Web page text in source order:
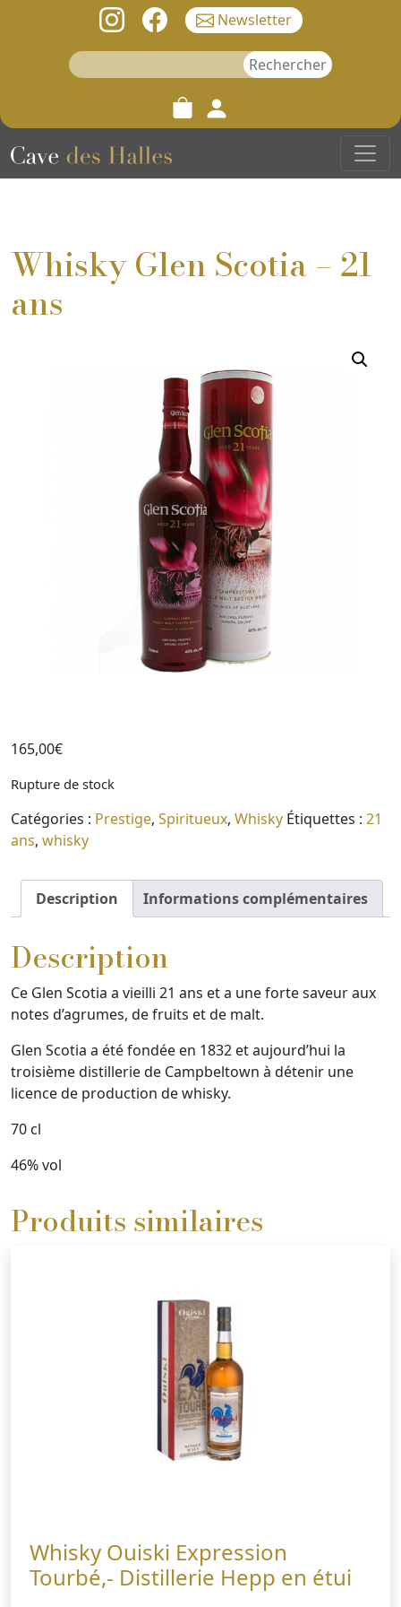
Newsletter
Rechercher :
Whisky Glen Scotia – 21
ans
165,00€
Rupture de stock
Catégories : Prestige, Spiritueux, Whisky Étiquettes : 21
ans, whisky
Description Informations complémentaires
Description
Ce Glen Scotia a vieilli 21 ans et a une forte saveur aux
notes d’agrumes, de fruits et de malt.
Glen Scotia a été fondée en 1832 et aujourd’hui la
troisième distillerie de Campbeltown à détenir une
licence de production de whisky.
70 cl
46% vol
Produits similaires
Whisky Ouiski Expression
Tourbé,- Distillerie Hepp en étui